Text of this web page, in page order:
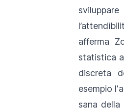
afferma
statistica
discreta
esempio
sana